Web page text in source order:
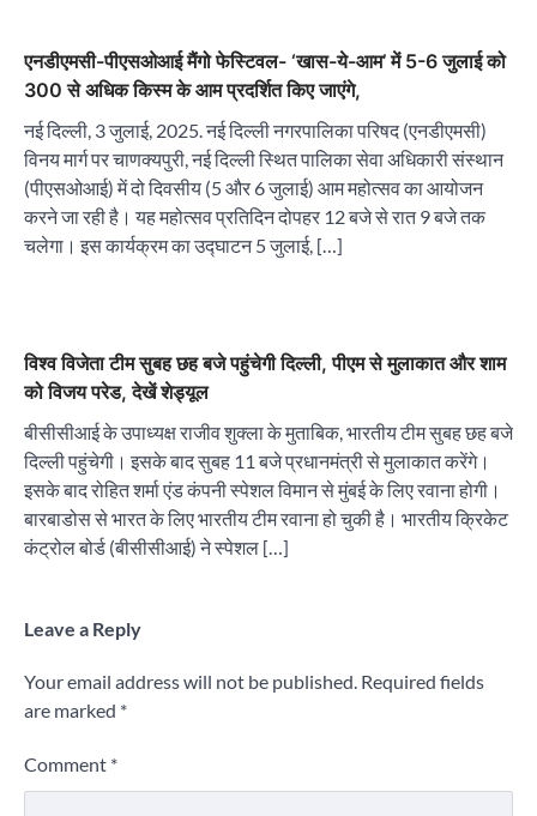
एनडीएमसी-पीएसओआई मैंगो फेस्टिवल- ‘खास-ये-आम’ में 5-6 जुलाई को
300 से अधिक किस्म के आम प्रदर्शित किए जाएंगे,
नई दिल्ली, 3 जुलाई, 2025. नई दिल्ली नगरपालिका परिषद (एनडीएमसी)
विनय मार्ग पर चाणक्यपुरी, नई दिल्ली स्थित पालिका सेवा अधिकारी संस्थान
(पीएसओआई) में दो दिवसीय (5 और 6 जुलाई) आम महोत्सव का आयोजन
करने जा रही है। यह महोत्सव प्रतिदिन दोपहर 12 बजे से रात 9 बजे तक
चलेगा। इस कार्यक्रम का उद्घाटन 5 जुलाई, […]
विश्व विजेता टीम सुबह छह बजे पहुंचेगी दिल्ली, पीएम से मुलाकात और शाम
को विजय परेड, देखें शेड्यूल
बीसीसीआई के उपाध्यक्ष राजीव शुक्ला के मुताबिक, भारतीय टीम सुबह छह बजे
दिल्ली पहुंचेगी। इसके बाद सुबह 11 बजे प्रधानमंत्री से मुलाकात करेंगे।
इसके बाद रोहित शर्मा एंड कंपनी स्पेशल विमान से मुंबई के लिए रवाना होगी।
बारबाडोस से भारत के लिए भारतीय टीम रवाना हो चुकी है। भारतीय क्रिकेट
कंट्रोल बोर्ड (बीसीसीआई) ने स्पेशल […]
Leave a Reply
Your email address will not be published. Required fields
are marked *
Comment *